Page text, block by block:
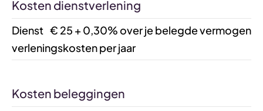
Kosten dienstverlening
€ 25 + 0,30% over je belegde vermogen
Dienst
verleningskosten per jaar
Kosten beleggingen